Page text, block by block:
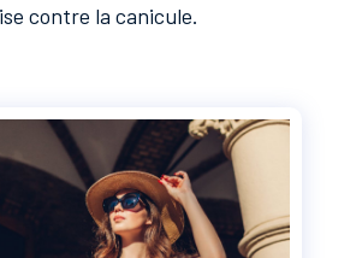
contre la canicule.